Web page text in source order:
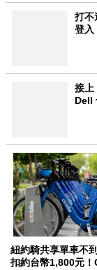
打不
登入
接上
Dell
紐約騎共享單車不
扣約台幣1,800元